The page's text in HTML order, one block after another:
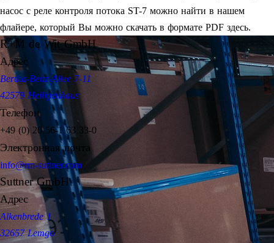
насос с реле контроля потока ST-7 можно найти в нашем
флайере, который Вы можно скачать в формате PDF здесь.
R+M de Wit GmbH
Адрес
Bertha-Benz-Allee 7-11
42579 Heiligenhaus
Телефон
+49 (0) 20 56-1 63 33-0
Электронная почта
info@rm-suttner.com
Suttner GmbH
Адрес
Alkenbrede 1
32657 Lemgo